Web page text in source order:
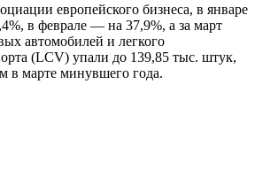
европейского бизнеса, в январе
в феврале — на 37,9%, а за март
автомобилей и легкого
(LCV) упали до 139,85 тыс. штук,
в марте минувшего года.​